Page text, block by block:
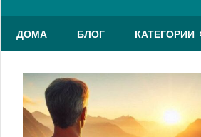
ДОМА БЛОГ КАТЕГОРИИ